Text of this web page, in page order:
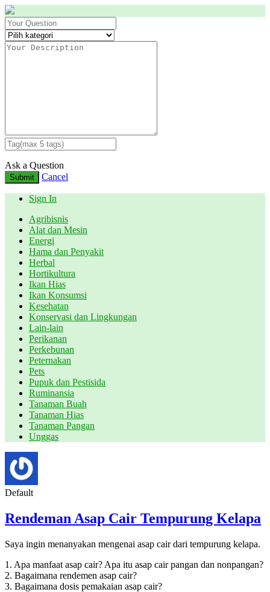
Ask a Question
Submit Cancel
Sign In
Agribisnis
Alat dan Mesin
Energi
Hama dan Penyakit
Herbal
Hortikultura
Ikan Hias
Ikan Konsumsi
Kesehatan
Konservasi dan Lingkungan
Lain-lain
Perikanan
Perkebunan
Peternakan
Pets
Pupuk dan Pestisida
Ruminansia
Tanaman Buah
Tanaman Hias
Tanaman Pangan
Unggas
Default
Rendeman Asap Cair Tempurung Kelapa
Saya ingin menanyakan mengenai asap cair dari tempurung kelapa.
1. Apa manfaat asap cair? Apa itu asap cair pangan dan nonpangan?
2. Bagaimana rendemen asap cair?
3. Bagaimana dosis pemakaian asap cair?